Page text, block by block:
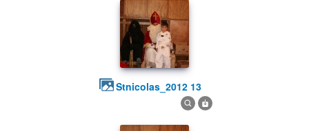
stnicolas_2012 13